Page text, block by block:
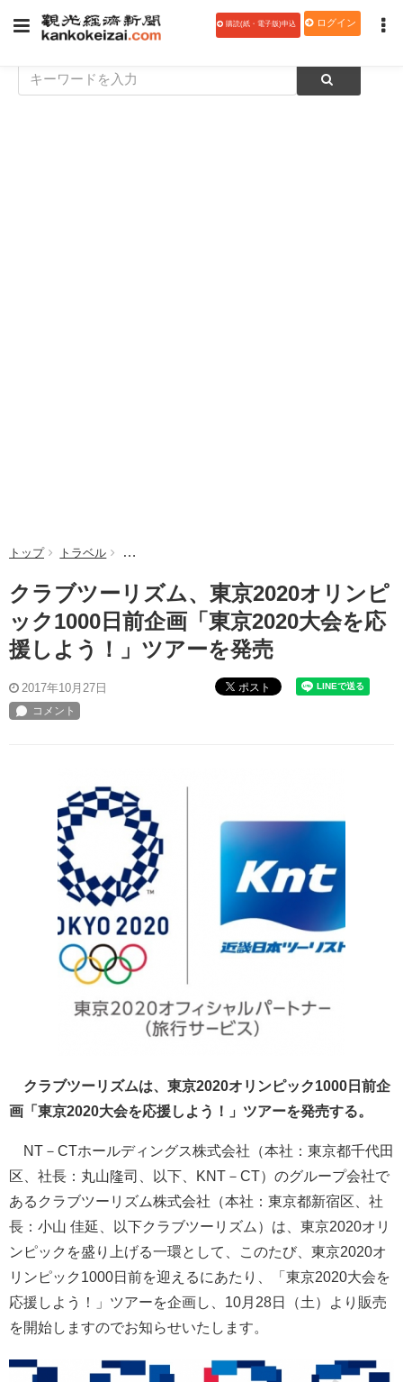
購読(紙・電子版)申込 ログイン
トップ トラベル クラブツーリズム、東京2020オリンピック1000日
クラブツーリズム、東京2020オリンピ
ック1000日前企画「東京2020大会を応
援しよう！」ツアーを発売
2017年10月27日 ポスト
クラブツーリズムは、東京2020オリンピック1000日前企
画「東京2020大会を応援しよう！」ツアーを発売する。
NT－CTホールディングス株式会社（本社：東京都千代田
区、社長：丸山隆司、以下、KNT－CT）のグループ会社で
あるクラブツーリズム株式会社（本社：東京都新宿区、社
長：小山 佳延、以下クラブツーリズム）は、東京2020オリ
ンピックを盛り上げる一環として、このたび、東京2020オ
リンピック1000日前を迎えるにあたり、「東京2020大会を
応援しよう！」ツアーを企画し、10月28日（土）より販売
を開始しますのでお知らせいたします。